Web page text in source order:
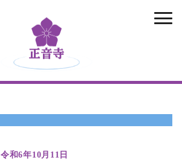
正音寺
令和6年10月11日